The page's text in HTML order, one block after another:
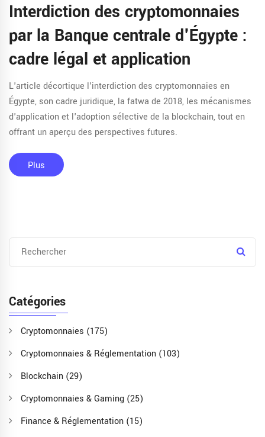
Interdiction des cryptomonnaies
par la Banque centrale d'Égypte :
cadre légal et application
L'article décortique l'interdiction des cryptomonnaies en
Égypte, son cadre juridique, la fatwa de 2018, les mécanismes
d'application et l'adoption sélective de la blockchain, tout en
offrant un aperçu des perspectives futures.
Plus
Catégories
Cryptomonnaies (175)
Cryptomonnaies & Réglementation (103)
Blockchain (29)
Cryptomonnaies & Gaming (25)
Finance & Réglementation (15)